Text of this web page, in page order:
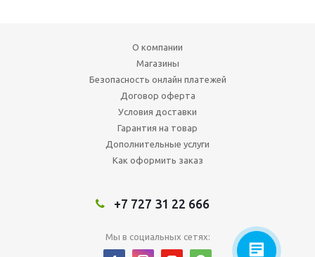
О компании
Магазины
Безопасность онлайн платежей
Договор оферта
Условия доставки
Гарантия на товар
Дополнительные услуги
Как оформить заказ
+7 727 31 22 666
Мы в социальных сетях: